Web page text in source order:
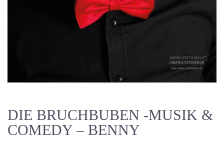
DIE BRUCHBUBEN -MUSIK &
COMEDY – BENNY